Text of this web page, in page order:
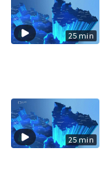
25 min
25 min